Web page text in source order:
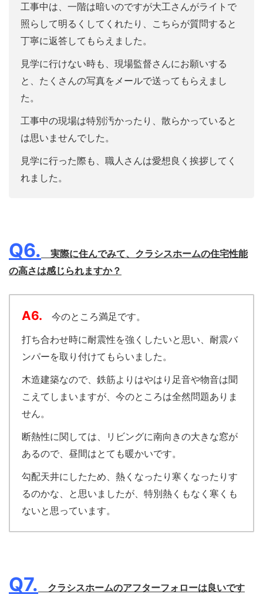
工事中は、一階は暗いのですが大工さんがライトで
照らして明るくしてくれたり、こちらが質問すると
丁寧に返答してもらえました。
見学に行けない時も、現場監督さんにお願いする
と、たくさんの写真をメールで送ってもらえまし
た。
工事中の現場は特別汚かったり、散らかっていると
は思いませんでした。
見学に行った際も、職人さんは愛想良く挨拶してく
れました。
Q6.
実際に住んでみて、クラシスホームの住宅性能
の高さは感じられますか？
A6. 今のところ満足です。
打ち合わせ時に耐震性を強くしたいと思い、耐震バ
ンパーを取り付けてもらいました。
木造建築なので、鉄筋よりはやはり足音や物音は聞
こえてしまいますが、今のところは全然問題ありま
せん。
断熱性に関しては、リビングに南向きの大きな窓が
あるので、昼間はとても暖かいです。
勾配天井にしたため、熱くなったり寒くなったりす
るのかな、と思いましたが、特別熱くもなく寒くも
ないと思っています。
Q7.
クラシスホームのアフターフォローは良いです